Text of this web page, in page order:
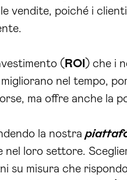
vendite, poiché i
( ROI ) che i
nel tempo,
ma offre anche la
la nostra
loro settore.
su misura che